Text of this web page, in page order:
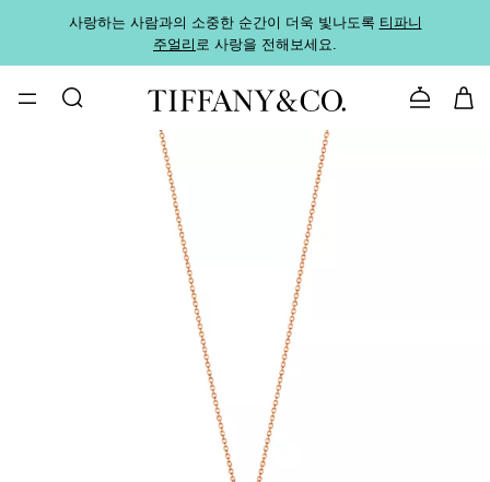
사랑하는 사람과의 소중한 순간이 더욱 빛나도록 티파니
주얼리로 사랑을 전해보세요.
문의하기